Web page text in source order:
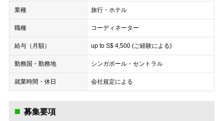
業種 旅行・ホテル
職種 コーディネーター
給与（月額） up to S$ 4,500 (ご経験による)
勤務国・勤務地 シンガポール・セントラル
就業時間・休日 会社規定による
募集要項